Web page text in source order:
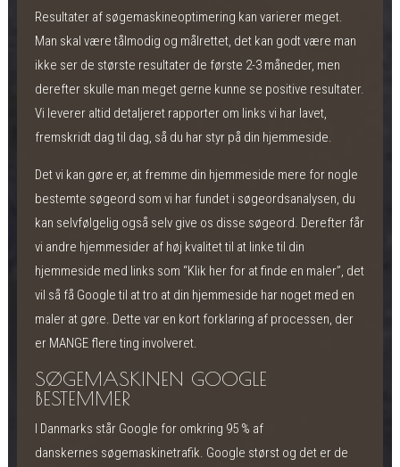
Resultater af søgemaskineoptimering kan varierer meget.
Man skal være tålmodig og målrettet, det kan godt være man
ikke ser de største resultater de første 2-3 måneder, men
derefter skulle man meget gerne kunne se positive resultater.
Vi leverer altid detaljeret rapporter om links vi har lavet,
fremskridt dag til dag, så du har styr på din hjemmeside.
Det vi kan gøre er, at fremme din hjemmeside mere for nogle
bestemte søgeord som vi har fundet i søgeordsanalysen, du
kan selvfølgelig også selv give os disse søgeord. Derefter får
vi andre hjemmesider af høj kvalitet til at linke til din
hjemmeside med links som “Klik her for at finde en maler”, det
vil så få Google til at tro at din hjemmeside har noget med en
maler at gøre. Dette var en kort forklaring af processen, der
er MANGE flere ting involveret.
SØGEMASKINEN GOOGLE
BESTEMMER
I Danmarks står Google for omkring 95 % af
danskernes søgemaskinetrafik. Google størst og det er de